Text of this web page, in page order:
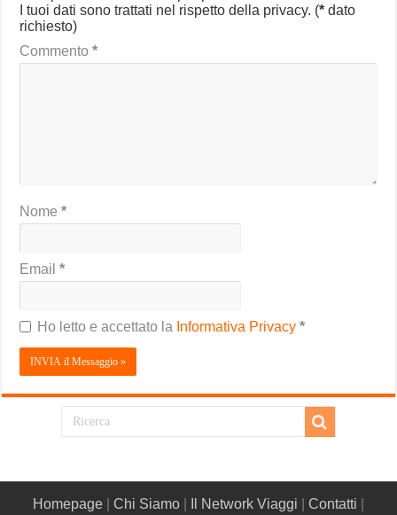
I tuoi dati sono trattati nel rispetto della privacy. (* dato
richiesto)
Commento*
Nome*
Email*
Ho letto e accettato la Informativa Privacy*
Homepage Chi Siamo Il Network Viaggi Contatti